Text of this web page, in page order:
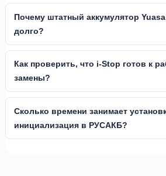
Почему штатный аккумулятор
долго?
Как проверить, что i-Stop готов к
замены?
Сколько времени занимает
инициализация в РУСАКБ?